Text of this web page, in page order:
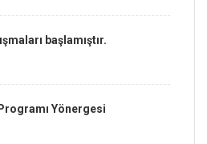
başlamıştır.
Yönergesi